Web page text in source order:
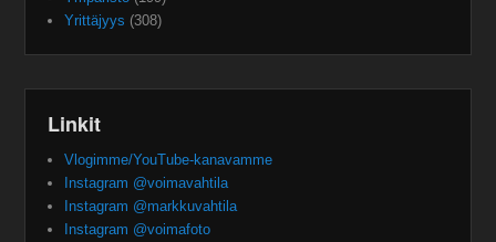
Yrittäjyys (308)
Linkit
Vlogimme/YouTube-kanavamme
Instagram @voimavahtila
Instagram @markkuvahtila
Instagram @voimafoto